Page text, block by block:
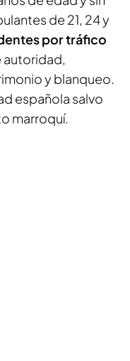
de 21, 24 y
por tráfico
autoridad,
y blanqueo.
española salvo
marroquí.